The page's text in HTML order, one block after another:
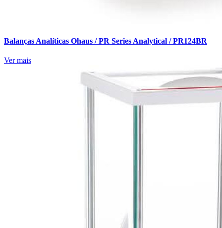
Balanças Analíticas Ohaus / PR Series Analytical / PR124BR
Ver mais